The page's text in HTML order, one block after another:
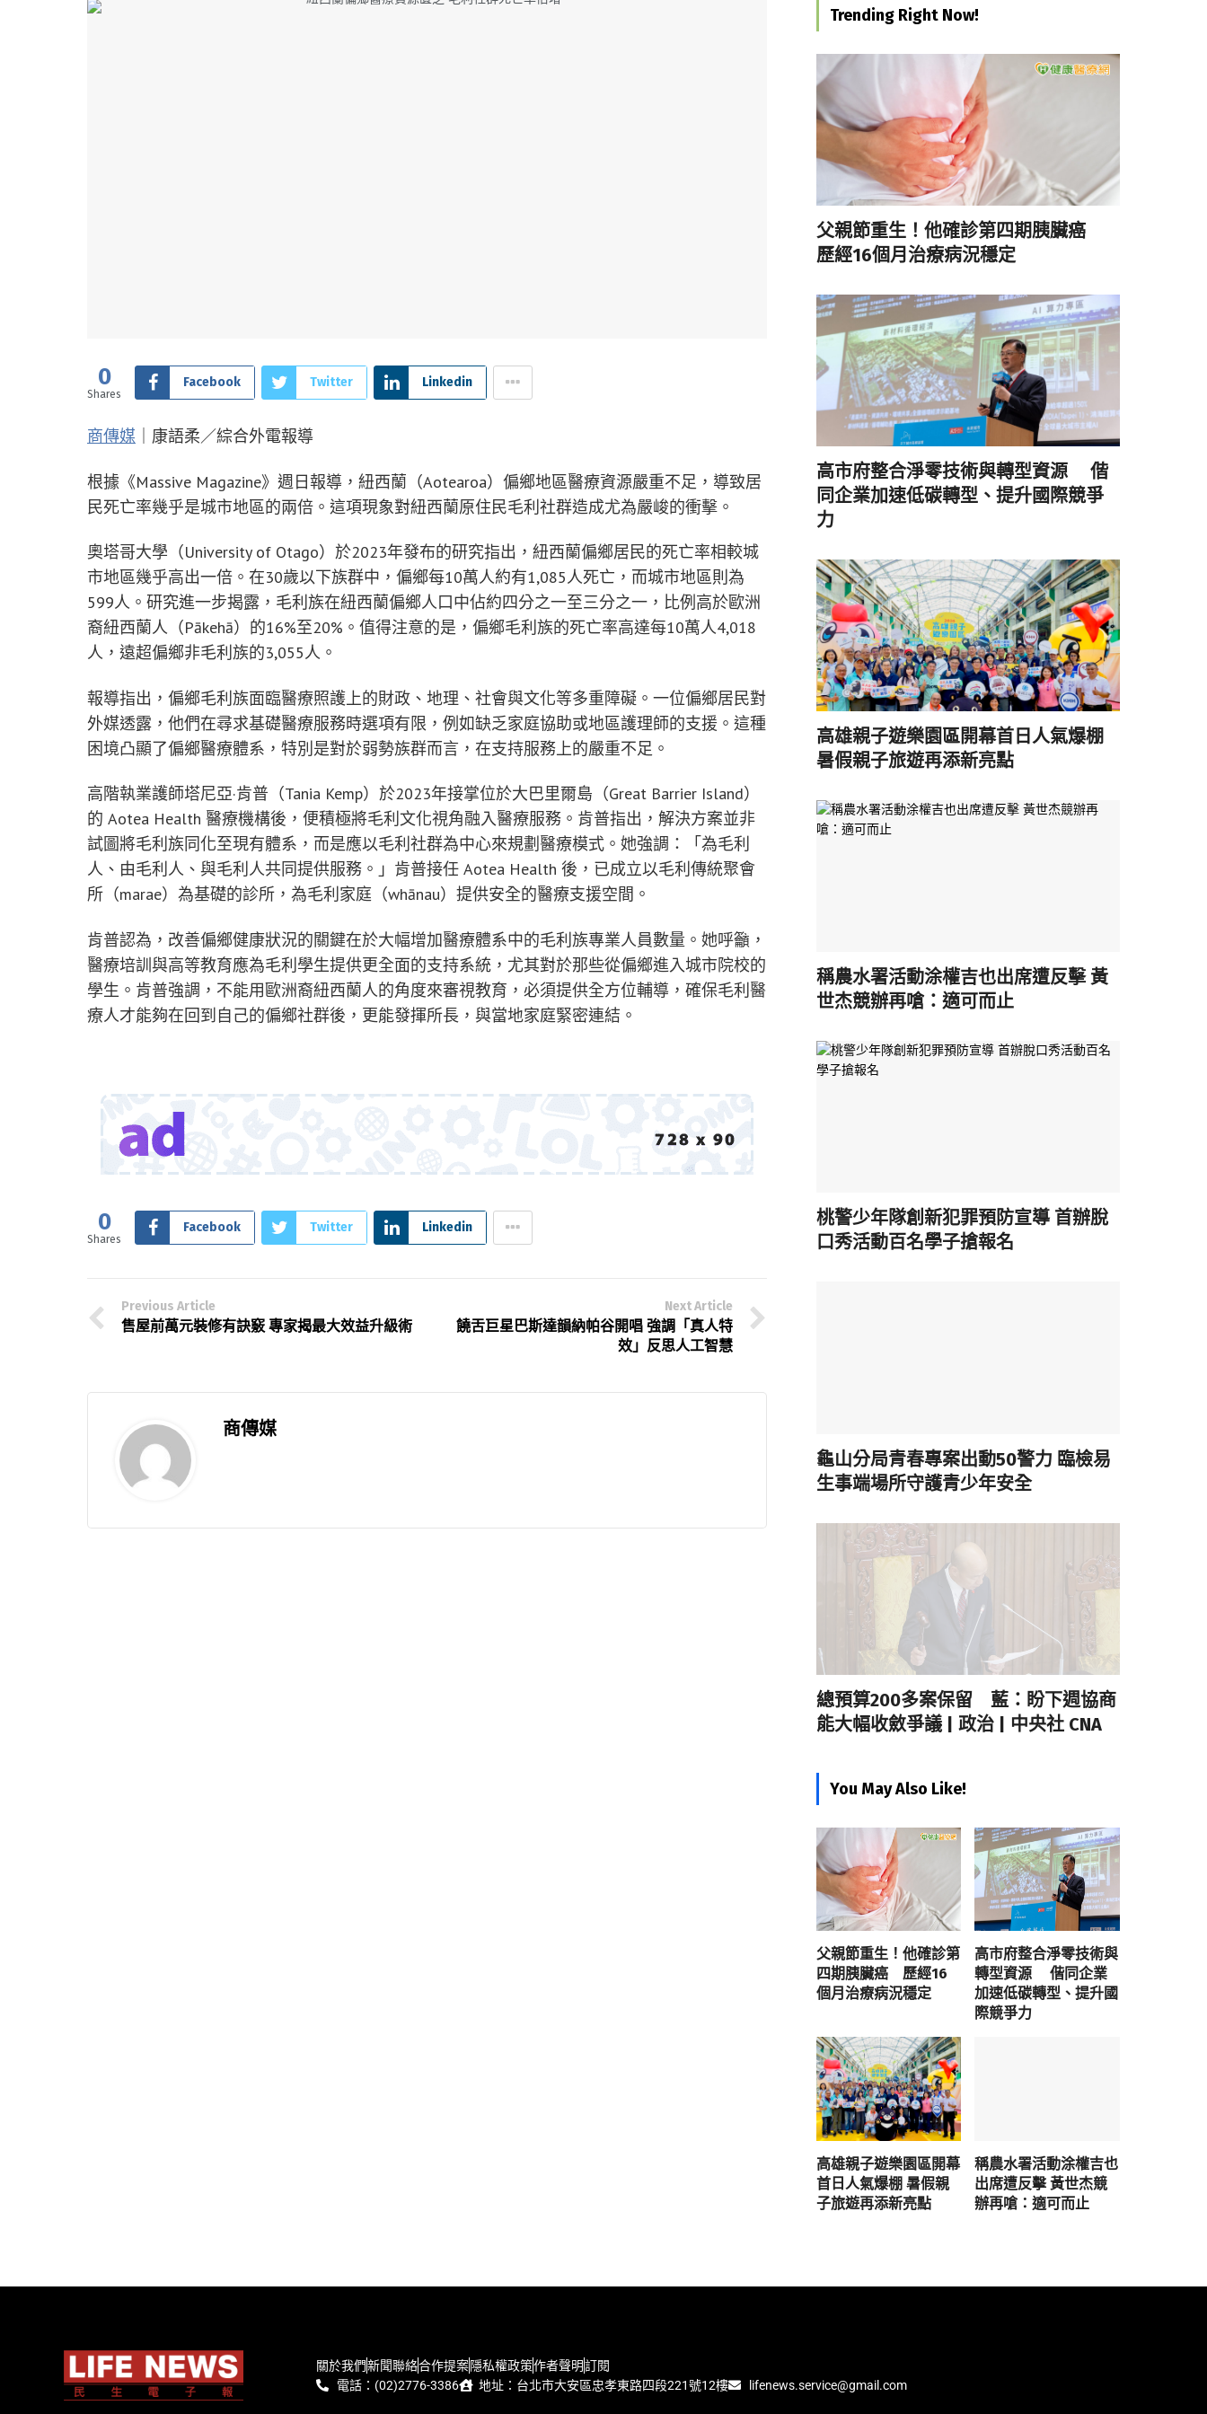
0
Shares
Facebook Twitter Linkedin
商傳媒 ｜康語柔／綜合外電報導
根據《Massive Magazine》週日報導，紐西蘭（Aotearoa）偏鄉地區醫療資源嚴重不足，導致居
民死亡率幾乎是城市地區的兩倍。這項現象對紐西蘭原住民毛利社群造成尤為嚴峻的衝擊。
奧塔哥大學（University of Otago）於2023年發布的研究指出，紐西蘭偏鄉居民的死亡率相較城
市地區幾乎高出一倍。在30歲以下族群中，偏鄉每10萬人約有1,085人死亡，而城市地區則為
599人。研究進一步揭露，毛利族在紐西蘭偏鄉人口中佔約四分之一至三分之一，比例高於歐洲
裔紐西蘭人（Pākehā）的16%至20%。值得注意的是，偏鄉毛利族的死亡率高達每10萬人4,018
人，遠超偏鄉非毛利族的3,055人。
報導指出，偏鄉毛利族面臨醫療照護上的財政、地理、社會與文化等多重障礙。一位偏鄉居民對
外媒透露，他們在尋求基礎醫療服務時選項有限，例如缺乏家庭協助或地區護理師的支援。這種
困境凸顯了偏鄉醫療體系，特別是對於弱勢族群而言，在支持服務上的嚴重不足。
高階執業護師塔尼亞·肯普（Tania Kemp）於2023年接掌位於大巴里爾島（Great Barrier Island）
的 Aotea Health 醫療機構後，便積極將毛利文化視角融入醫療服務。肯普指出，解決方案並非
試圖將毛利族同化至現有體系，而是應以毛利社群為中心來規劃醫療模式。她強調：「為毛利
人、由毛利人、與毛利人共同提供服務。」肯普接任 Aotea Health 後，已成立以毛利傳統聚會
所（marae）為基礎的診所，為毛利家庭（whānau）提供安全的醫療支援空間。
肯普認為，改善偏鄉健康狀況的關鍵在於大幅增加醫療體系中的毛利族專業人員數量。她呼籲，
醫療培訓與高等教育應為毛利學生提供更全面的支持系統，尤其對於那些從偏鄉進入城市院校的
學生。肯普強調，不能用歐洲裔紐西蘭人的角度來審視教育，必須提供全方位輔導，確保毛利醫
療人才能夠在回到自己的偏鄉社群後，更能發揮所長，與當地家庭緊密連結。
0
Shares
Facebook Twitter Linkedin
Previous Article
售屋前萬元裝修有訣竅 專家揭最大效益升級術
Next Article
饒舌巨星巴斯達韻納帕谷開唱 強調「真人特
效」反思人工智慧
商傳媒
Trending Right Now!
父親節重生！他確診第四期胰臟癌
歷經16個月治療病況穩定
高市府整合淨零技術與轉型資源 偕
同企業加速低碳轉型、提升國際競爭
力
高雄親子遊樂園區開幕首日人氣爆棚
暑假親子旅遊再添新亮點
稱農水署活動涂權吉也出席遭反擊 黃
世杰競辦再嗆：適可而止
桃警少年隊創新犯罪預防宣導 首辦脫
口秀活動百名學子搶報名
龜山分局青春專案出動50警力 臨檢易
生事端場所守護青少年安全
總預算200多案保留 藍：盼下週協商
能大幅收斂爭議 | 政治 | 中央社 CNA
You May Also Like!
父親節重生！他確診第
四期胰臟癌 歷經16
個月治療病況穩定
高市府整合淨零技術與
轉型資源 偕同企業
加速低碳轉型、提升國
際競爭力
高雄親子遊樂園區開幕
首日人氣爆棚 暑假親
子旅遊再添新亮點
稱農水署活動涂權吉也
出席遭反擊 黃世杰競
辦再嗆：適可而止
關於我們新聞聯絡合作提案隱私權政策作者聲明訂閱
電話：(02)2776-3386
地址：台北市大安區忠孝東路四段221號12樓 lifenews.service@gmail.com